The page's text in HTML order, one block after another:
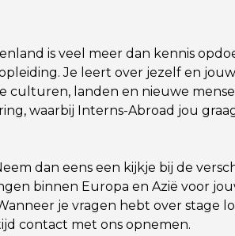
is veel meer dan kennis
Je leert over jezelf en
culturen, landen en nieuwe
waarbij Interns-Abroad jou
dan eens een kijkje bij de
binnen Europa en Azië voor
je vragen hebt over stage
contact met ons opnemen.